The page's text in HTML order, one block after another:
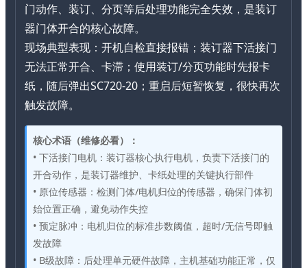
门动作、装订、分页等后处理功能完全失效，是装订
器门体开合的核心故障。
现场典型表现：开机自检直接报错；装订器下活接门
无法正常开合、卡滞；使用装订/分页功能时先报卡
纸，随后弹出SC720-20；重启后短暂恢复，很快再次
触发故障。
核心术语（维修必看）：
• 下活接门电机：装订器核心执行电机，负责下活接门的
开合动作，是装订器维护、卡纸处理的关键执行部件
• 原位传感器：检测门体/电机归位的传感器，确保门体初
始位置正确，避免动作失控
• 预定脉冲：电机归位的标准步数阈值，超时/无信号即触
发故障
• B级故障：后处理单元硬件故障，主机基础功能正常，仅